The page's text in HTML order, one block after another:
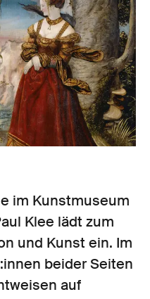
im Kunstmuseum
Klee lädt zum
und Kunst ein. Im
beider Seiten
auf